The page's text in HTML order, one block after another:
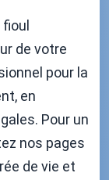
de votre
pour la
en
Pour un
nos pages
de vie et